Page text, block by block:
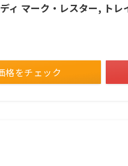
ィ マーク・レスター, トレ
格をチェック